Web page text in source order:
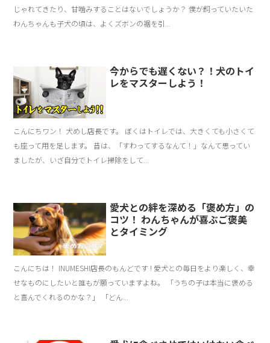
じゃれてきたり、甘噛みすることはないでしょうか？ 僕が飼っていたいた
わんちゃんも子犬の頃は、よくズボンの裾を引...
今からでも遅くない？！犬のトイ
レをマスターしよう！
こんにちワン！ 犬めし店長です。 ぼくはトイレでは、大きくても小さくて
も座って用を足します。 昔は、「すわってするなんて！」なんて思ってい
ましたが、いざ自分でトイレ掃除をして...
愛犬との絆を深める「褒め方」の
コツ！ わんちゃんが喜ぶご褒美
とタイミング
こんにちは！ INUMESHI店長のもんどです ! 愛犬との毎日をより楽しく、幸
せなものにしたいと誰もが願っていますよね。 「うちの子は本当に褒める
と喜んでくれるのかな？」 「どん...